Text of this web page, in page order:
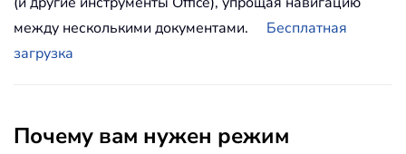
между несколькими документами.
Бесплатная
загрузка
Почему вам нужен режим